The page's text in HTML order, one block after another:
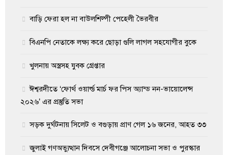
বাড়ি ফেরা হল না বাউলশিল্পী পেহেলী ভৈরবীর
বিএনপি নেতাকে লক্ষ্য করে ছোড়া গুলি লাগল সহযোগীর বুকে
খুলনায় অস্ত্রসহ যুবক গ্রেপ্তার
ঈশ্বরদীতে ‘ফোর্থ ওয়ার্ল্ড মার্চ ফর পিস অ্যান্ড নন-ভায়োলেন্স
২০২৬’ এর প্রস্তুতি সভা
সড়ক দুর্ঘটনায় সিলেট ও বগুড়ায় প্রাণ গেল ১৬ জনের, আহত ৩৩
জুলাই গণঅভ্যুত্থান দিবসে দেবীগঞ্জে আলোচনা সভা ও পুরস্কার